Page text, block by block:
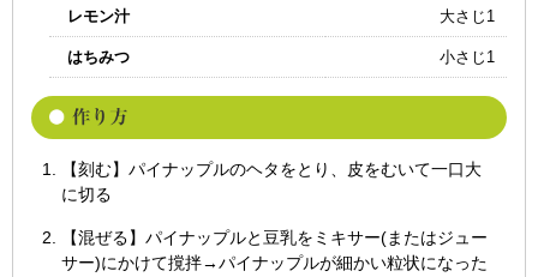
レモン汁 大さじ1
はちみつ 小さじ1
【刻む】パイナップルのヘタをとり、皮をむいて一口大
に切る
【混ぜる】パイナップルと豆乳をミキサー(またはジュー
サー)にかけて撹拌→パイナップルが細かい粒状になった